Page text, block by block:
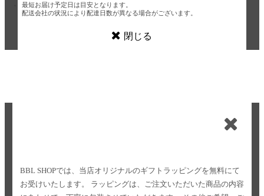
最短お届け予定日は目安となります。
配送会社の状況により配達日数が異なる場合がございます。
閉じる
BBL SHOPでは、当店オリジナルのギフトラッピングを無料にて
お受けいたします。
ラッピングは、ご注文いただいた商品の内容